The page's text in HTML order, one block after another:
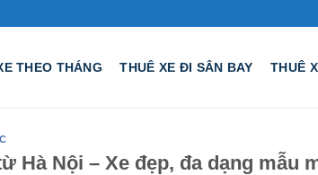
THEO THÁNG THUÊ XE ĐI SÂN BAY THUÊ
Hà Nội – Xe đẹp, đa dạng mẫu